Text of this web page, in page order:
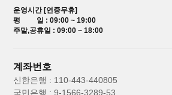
운영시간 [연중무휴]
평 일 : 09:00 ~ 19:00
주말,공휴일 : 09:00 ~ 18:00
계좌번호
신한은행 : 110-443-440805
국민은행 : 9-1566-3289-53